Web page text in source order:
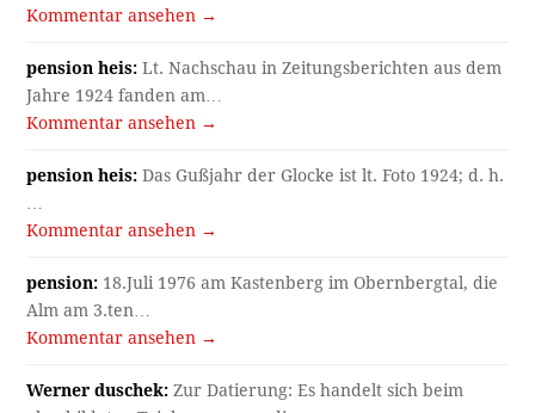
Kommentar ansehen →
pension heis: Lt. Nachschau in Zeitungsberichten aus dem
Jahre 1924 fanden am…
Kommentar ansehen →
pension heis: Das Gußjahr der Glocke ist lt. Foto 1924; d. h.
…
Kommentar ansehen →
pension: 18.Juli 1976 am Kastenberg im Obernbergtal, die
Alm am 3.ten…
Kommentar ansehen →
Werner duschek: Zur Datierung: Es handelt sich beim